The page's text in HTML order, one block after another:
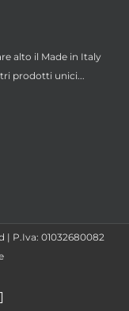
alto il Made in Italy
prodotti unici...
P.Iva: 01032680082